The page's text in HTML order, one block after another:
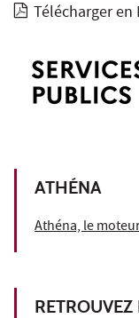
Télécharger en
ATHÉNA
Athéna, le